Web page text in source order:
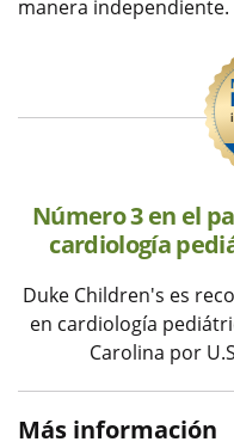
manera independiente.
Número 3 en el
cardiología
Duke Children's es
en cardiología
Carolina por
Más información